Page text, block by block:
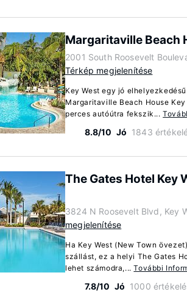
Margaritaville Beach
2001 South Roosevelt
Térkép megjelenítése
Key West egy jó
Margaritaville Beach House
perces autóútra fekszik...
8.8/10 Jó 1843
The Gates Hotel Key
3824 N Roosevelt Blvd, Key
megjelenítése
Ha Key West (New Town
szállást, ez a helyi The Gates
lehet számodra,...További
7.8/10 Jó 1000